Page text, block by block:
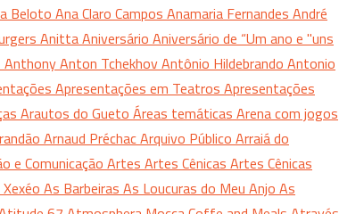
Beloto Ana Claro Campos Anamaria Fernandes André
AnittaAniversário Aniversário de “Um ano e "uns
AnthonyAnton TchekhovAntônio Hildebrando Antonio
Apresentações em Teatros Apresentações
Arautos do Gueto Áreas temáticas Arena com jogos
Arnaud PréchacArquivo Público Arraiá do
e Comunicação Artes Artes Cênicas Artes Cênicas
As Barbeiras As Loucuras do Meu Anjo As